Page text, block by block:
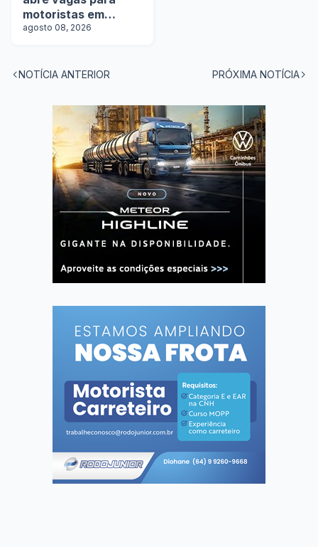
motoristas em
operação com
agosto 08, 2026
NOTÍCIA ANTERIOR PRÓXIMA NOTÍCIA